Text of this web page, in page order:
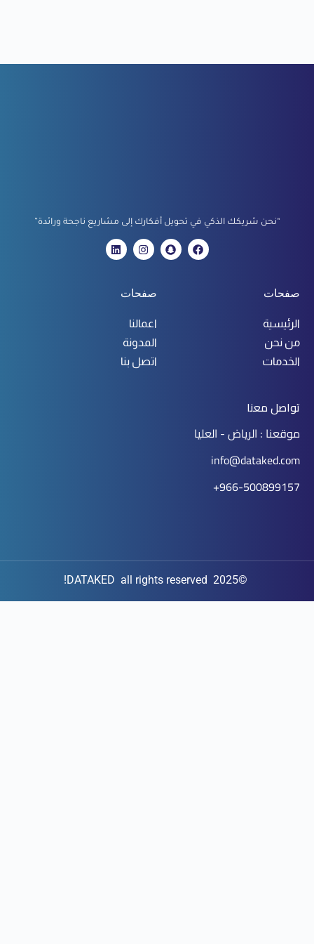
“نحن شريكك الذكي في تحويل أفكارك إلى مشاريع ناجحة ورائدة”
صفحات
الرئيسية
من نحن
الخدمات
صفحات
اعمالنا
المدونة
اتصل بنا
تواصل معنا
موقعنا : الرياض - العليا
info@dataked.com
966-500899157+
©2025 DATAKED all rights reserved!